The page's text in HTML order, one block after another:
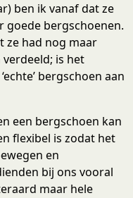
ben ik vanaf dat ze
goede bergschoenen.
ze had nog maar
is het
bergschoen aan
een bergschoen kan
flexibel is zodat het
en
bij ons vooral
maar hele